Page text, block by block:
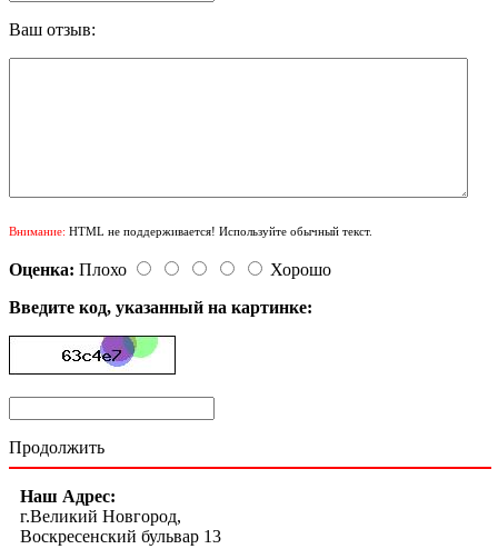
Ваш отзыв:
Внимание: HTML не поддерживается! Используйте обычный текст.
Оценка: Плохо
Хорошо
Введите код, указанный на картинке:
Продолжить
Наш Адрес:
г.Великий Новгород,
Воскресенский бульвар 13